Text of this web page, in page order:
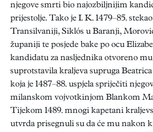
njegove smrti bio najozbiljnijim
prijestolje. Tako je I. K. 1479–85.
Transilvaniji, Siklós u Baranji,
županiji te posjede bake po ocu
kandidatu za nasljednika otvoreno mu
suprotstavila kraljeva supruga
koja je 1487–88. uspjela spriječiti
milanskom vojvotkinjom Blankom
Tijekom 1489. mnogi kapetani
utvrda prisegnuli su da će mu nakon